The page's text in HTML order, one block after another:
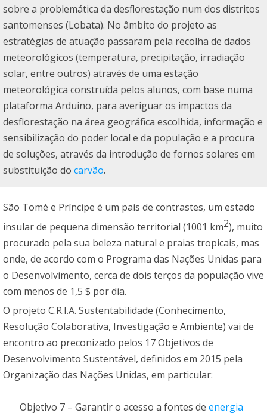
sobre a problemática da desflorestação num dos distritos
santomenses (Lobata). No âmbito do projeto as
estratégias de atuação passaram pela recolha de dados
meteorológicos (temperatura, precipitação, irradiação
solar, entre outros) através de uma estação
meteorológica construída pelos alunos, com base numa
plataforma Arduino, para averiguar os impactos da
desflorestação na área geográfica escolhida, informação e
sensibilização do poder local e da população e a procura
de soluções, através da introdução de fornos solares em
substituição do carvão.
São Tomé e Príncipe é um país de contrastes, um estado
insular de pequena dimensão territorial (1001 km2), muito
procurado pela sua beleza natural e praias tropicais, mas
onde, de acordo com o Programa das Nações Unidas para
o Desenvolvimento, cerca de dois terços da população vive
com menos de 1,5 $ por dia.
O projeto C.R.I.A. Sustentabilidade (Conhecimento,
Resolução Colaborativa, Investigação e Ambiente) vai de
encontro ao preconizado pelos 17 Objetivos de
Desenvolvimento Sustentável, definidos em 2015 pela
Organização das Nações Unidas, em particular:
Objetivo 7 – Garantir o acesso a fontes de energia